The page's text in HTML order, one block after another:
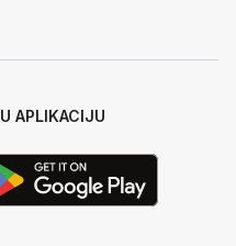
APLIKACIJU